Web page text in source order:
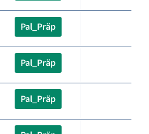
Pal_Präp
Pal_Präp
Pal_Präp